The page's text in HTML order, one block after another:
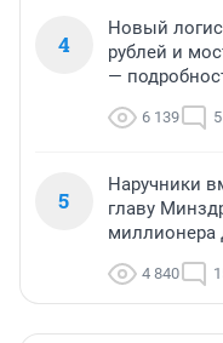
4
Новый
рублей и
—
6 139 5
5
Наручники
главу
миллионера
4 840